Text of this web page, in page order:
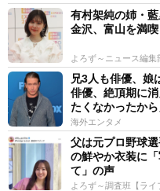
有村架純の姉・
金沢、富山を満
よろず～ニュース編集
兄3人も俳優、
俳優、絶頂期に
たくなかったから
海外エンタメ
父は元プロ野球
の鮮やか衣装に
て」の声
よろず～調査班【ライ